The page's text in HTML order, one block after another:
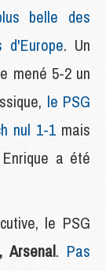
belle des
. Un
mené 5-2 un
le PSG
nul 1-1 mais
a été
le PSG
. Pas